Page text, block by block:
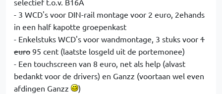
selectief t.o.v. B16A
- 3 WCD's voor DIN-rail montage voor 2 euro, 2ehands
in een half kapotte groepenkast
- Enkelstuks WCD's voor wandmontage, 3 stuks voor 1
euro 95 cent (laatste losgeld uit de portemonee)
- Een touchscreen van 8 euro, net als help (alvast
bedankt voor de drivers) en Ganzz (voortaan wel even
afdingen Ganzz
)